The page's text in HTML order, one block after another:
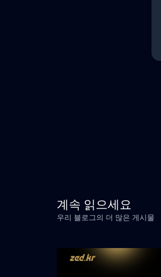
계속 읽으세요
우리 블로그의 더 많은 게시물